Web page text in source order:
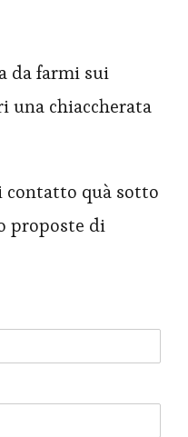
da farmi sui
una chiaccherata
quà sotto
proposte di